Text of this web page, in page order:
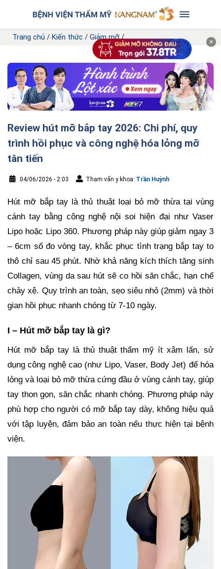
Trang chủ / Kiến thức / Giảm mỡ/
Review hút mỡ bắp tay 2026: Chi phí, quy
trình hồi phục và công nghệ hóa lỏng mỡ
tân tiến
04/06/2026 - 2:03 Tham vấn y khoa: Trần Huỳnh
Hút mỡ bắp tay là thủ thuật loại bỏ mỡ thừa tại vùng
cánh tay bằng công nghệ nội soi hiện đại như Vaser
Lipo hoặc Lipo 360. Phương pháp này giúp giảm ngay 3
– 6cm số đo vòng tay, khắc phục tình trạng bắp tay to
thô chỉ sau 45 phút. Nhờ khả năng kích thích tăng sinh
Collagen, vùng da sau hút sẽ co hồi săn chắc, hạn chế
chảy xệ. Quy trình an toàn, sẹo siêu nhỏ (2mm) và thời
gian hồi phục nhanh chóng từ 7-10 ngày.
I – Hút mỡ bắp tay là gì?
Hút mỡ bắp tay là thủ thuật thẩm mỹ ít xâm lấn, sử
dụng công nghệ cao (như Lipo, Vaser, Body Jet) để hóa
lỏng và loại bỏ mỡ thừa cứng đầu ở vùng cánh tay, giúp
tay thon gọn, săn chắc nhanh chóng. Phương pháp này
phù hợp cho người có mỡ bắp tay dày, không hiệu quả
với tập luyện, đảm bảo an toàn nếu thực hiện tại bệnh
viện.
✕